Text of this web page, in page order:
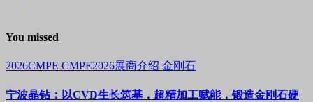
You missed
2026CMPE CMPE2026展商介绍 金刚石
宁波晶钻：以CVD生长筑基，超精加工赋能，锻造金刚石硬